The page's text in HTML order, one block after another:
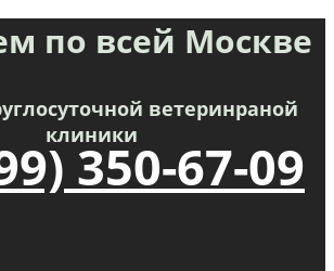
по всей Москве
ветеринраной
клиники
350-67-09